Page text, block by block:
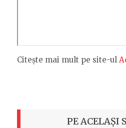
Citește mai mult pe site-ul
PE ACELAȘI